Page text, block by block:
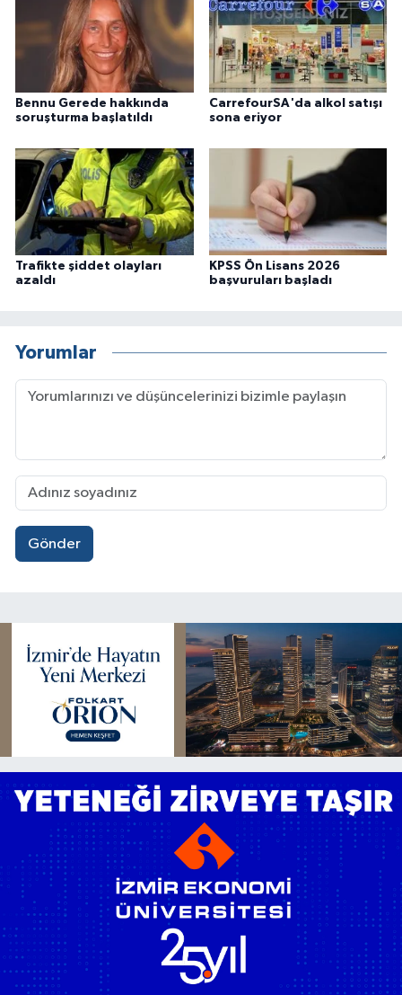
Bennu Gerede hakkında
soruşturma başlatıldı
CarrefourSA'da alkol satışı
sona eriyor
Trafikte şiddet olayları
azaldı
KPSS Ön Lisans 2026
başvuruları başladı
Yorumlar
Gönder